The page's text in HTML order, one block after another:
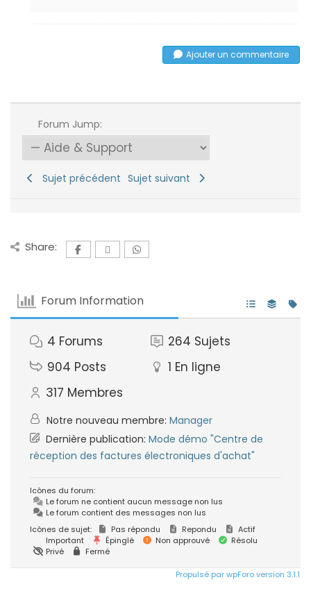
Ajouter un commentaire
Forum Jump:
Sujet précédent Sujet suivant
Share:
Forum Information
4 Forums 264 Sujets
904 Posts 1 En ligne
317 Membres
Notre nouveau membre: Manager
Dernière publication: Mode démo "Centre de
réception des factures électroniques d'achat"
Icônes du forum:
Le forum ne contient aucun message non lus
Le forum contient des messages non lus
Icônes de sujet:
Pas répondu Repondu
Actif
Important
Épinglé Non approuvé
Résolu
Privé
Fermé
Propulsé par wpForo version 3.1.1